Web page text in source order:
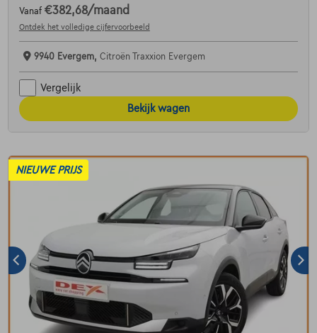
Vanaf €382,68/maand
Ontdek het volledige cijfervoorbeeld
9940 Evergem, Citroën Traxxion Evergem
Vergelijk
Bekijk wagen
NIEUWE PRIJS